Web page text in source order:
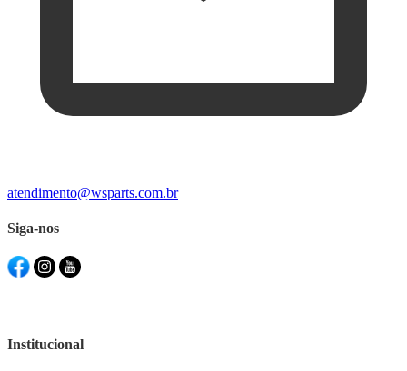
atendimento@wsparts.com.br
Siga-nos
Institucional